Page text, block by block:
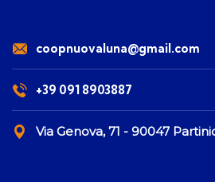
coopnuovaluna@gmail.com
+39 091 8903887
Via Genova, 71 - 90047